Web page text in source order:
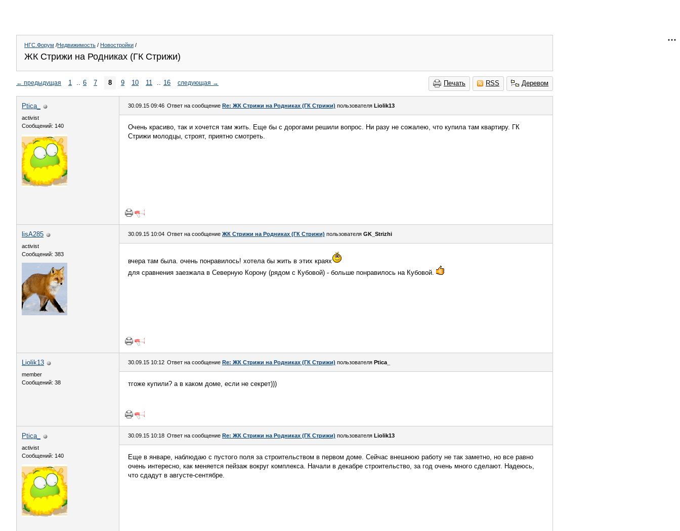
НГС.Форум /Недвижимость / Новостройки /
ЖК Стрижи на Родниках (ГК Стрижи)
Печать RSS Деревом
← предыдущая 1 .. 6 7 8 9 10 11 .. 16 следующая →
Ptica_
activist
Сообщений: 140
30.09.15 09:46 Ответ на сообщение Re: ЖК Стрижи на Родниках (ГК Стрижи) пользователя Liolik13
Очень красиво, так и хочется там жить. Еще бы с дорогами решили вопрос. Ни разу не сожалею, что купила там квартиру. ГК
Стрижи молодцы, строят, приятно смотреть.
lisA285
activist
Сообщений: 383
30.09.15 10:04 Ответ на сообщение ЖК Стрижи на Родниках (ГК Стрижи) пользователя GK_Strizhi
вчера там была. очень понравилось! хотела бы жить в этих краях
для сравнения заезжала в Северную Корону (рядом с Кубовой) - больше понравилось на Кубовой.
Liolik13
member
Сообщений: 38
30.09.15 10:12 Ответ на сообщение Re: ЖК Стрижи на Родниках (ГК Стрижи) пользователя Ptica_
тгоже купили? а в каком доме, если не секрет)))
Ptica_
activist
Сообщений: 140
30.09.15 10:18 Ответ на сообщение Re: ЖК Стрижи на Родниках (ГК Стрижи) пользователя Liolik13
Еще в январе, наблюдаю с пустого поля за строительством в первом доме. Сейчас внешнюю работу не так заметно, но все равно
очень интересно, как меняется пейзаж вокруг комплекса. Начали в декабре строительство, за год очень много сделают. Надеюсь,
что сдадут в августе-сентябре.